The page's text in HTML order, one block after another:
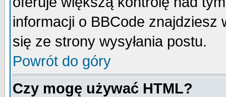
informacji o BBCode
się ze strony wysyłania postu.
Powrót do góry
Czy mogę używać HTML?